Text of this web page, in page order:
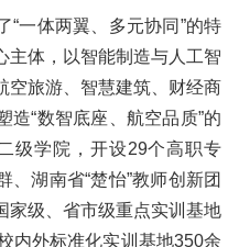
“一体两翼、多元协同”的特
主体，以智能制造与人工智
空旅游、智慧建筑、财经商
造“数智底座、航空品质”的
级学院，开设29个高职专
湖南省“楚怡”教师创新团
家级、省市级重点实训基地
内外标准化实训基地350余